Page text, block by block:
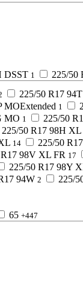
DSST 1 225/50
225/50 R17 94T
MOExtended 1
MO 1 225/50
225/50 R17 98H
14 225/50
98V XL FR 17
225/50 R17 98Y
94W 2 225/
65 +447